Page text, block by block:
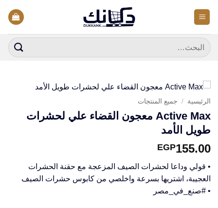
للمحتوى
البحث
عن:
الرئيسية / جميع المنتجات
Active Max معجون القضاء علي لحشرات
طويل الأمد
EGP155.00
• قولي وداعا لحشرات الصيف المزعجة مع حقنة الحشرات
العجيبة، اشتريها بسرعة واخلصي من كابوس حشرات الصيف
• #صنع_في_مصر